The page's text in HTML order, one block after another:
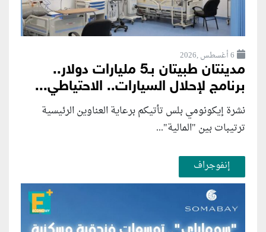
6 أغسطس ,2026
مدينتان طبيتان بـ5 مليارات دولار..
برنامج لإحلال السيارات.. الاحتياطي...
نشرة إيكونومي بلس تأتيكم برعاية العناوين الرئيسية
ترتيبات بين "المالية"...
إنفوجراف